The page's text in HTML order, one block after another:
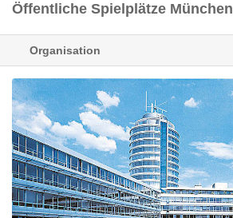
Öffentliche Spielplätze München
Organisation